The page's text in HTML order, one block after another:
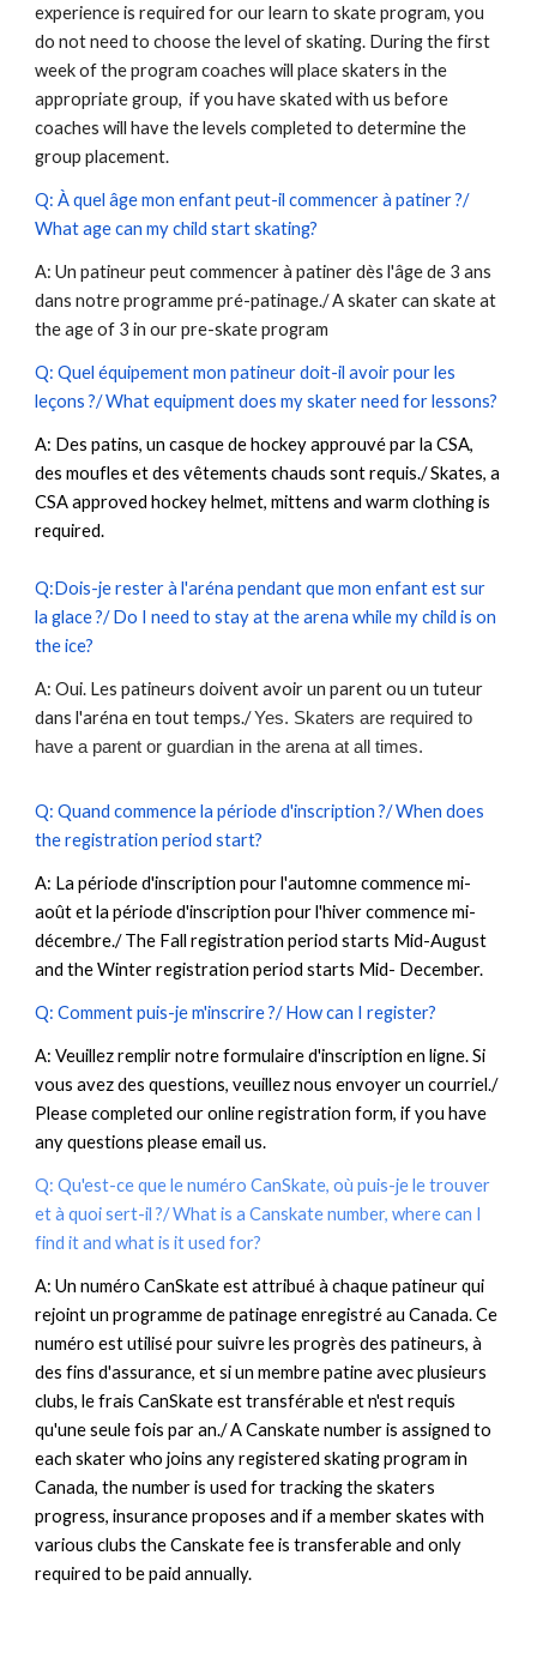
experience is required for our learn to skate program, you
do not need to choose the level of skating. During the first
week of the program coaches will place skaters in the
appropriate group, if you have skated with us before
coaches will have the levels completed to determine the
group placement.
Q: À quel âge mon enfant peut-il commencer à patiner ?/
What age can my child start skating?
A: Un patineur peut commencer à patiner dès l'âge de 3 ans
dans notre programme pré-patinage./ A skater can skate at
the age of 3 in our pre-skate program
Q: Quel équipement mon patineur doit-il avoir pour les
leçons ?/ What equipment does my skater need for lessons?
A: Des patins, un casque de hockey approuvé par la CSA,
des moufles et des vêtements chauds sont requis./ Skates, a
CSA approved hockey helmet, mittens and warm clothing is
required.
Q:Dois-je rester à l'aréna pendant que mon enfant est sur
la glace ?/ Do I need to stay at the arena while my child is on
the ice?
A: Oui. Les patineurs doivent avoir un parent ou un tuteur
dans l'aréna en tout temps./Yes. Skaters are required to
have a parent or guardian in the arena at all times.
Q: Quand commence la période d'inscription ?/ When does
the registration period start?
A: La période d'inscription pour l'automne commence mi-
août et la période d'inscription pour l'hiver commence mi-
décembre./ The Fall registration period starts Mid-August
and the Winter registration period starts Mid- December.
Q: Comment puis-je m'inscrire ?/ How can I register?
A: Veuillez remplir notre formulaire d'inscription en ligne. Si
vous avez des questions, veuillez nous envoyer un courriel./
Please completed our online registration form, if you have
any questions please email us.
Q: Qu'est-ce que le numéro CanSkate, où puis-je le trouver
et à quoi sert-il ?/ What is a Canskate number, where can I
find it and what is it used for?
A: Un numéro CanSkate est attribué à chaque patineur qui
rejoint un programme de patinage enregistré au Canada. Ce
numéro est utilisé pour suivre les progrès des patineurs, à
des fins d'assurance, et si un membre patine avec plusieurs
clubs, le frais CanSkate est transférable et n'est requis
qu'une seule fois par an./ A Canskate number is assigned to
each skater who joins any registered skating program in
Canada, the number is used for tracking the skaters
progress, insurance proposes and if a member skates with
various clubs the Canskate fee is transferable and only
required to be paid annually.